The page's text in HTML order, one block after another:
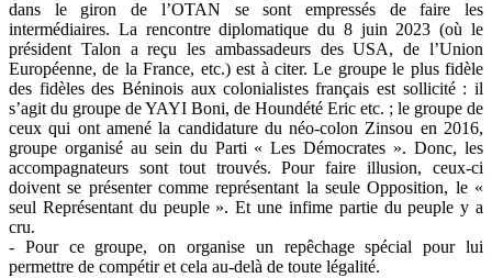
dans le giron de l’OTAN se sont empressés de faire les
intermédiaires. La rencontre diplomatique du 8 juin 2023 (où le
président Talon a reçu les ambassadeurs des USA, de l’Union
Européenne, de la France, etc.) est à citer. Le groupe le plus fidèle
des fidèles des Béninois aux colonialistes français est sollicité : il
s’agit du groupe de YAYI Boni, de Houndété Eric etc. ; le groupe de
ceux qui ont amené la candidature du néo-colon Zinsou en 2016,
groupe organisé au sein du Parti « Les Démocrates ». Donc, les
accompagnateurs sont tout trouvés. Pour faire illusion, ceux-ci
doivent se présenter comme représentant la seule Opposition, le «
seul Représentant du peuple ». Et une infime partie du peuple y a
cru.
- Pour ce groupe, on organise un repêchage spécial pour lui
permettre de compétir et cela au-delà de toute légalité.